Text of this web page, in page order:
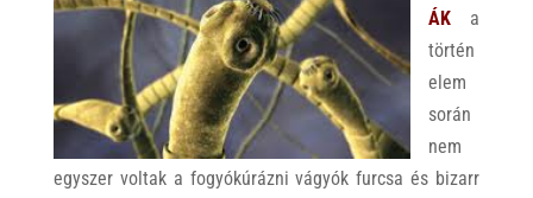
ÁKa
történ
elem
során
nem
egyszer voltak a fogyókúrázni vágyók furcsa és bizarr